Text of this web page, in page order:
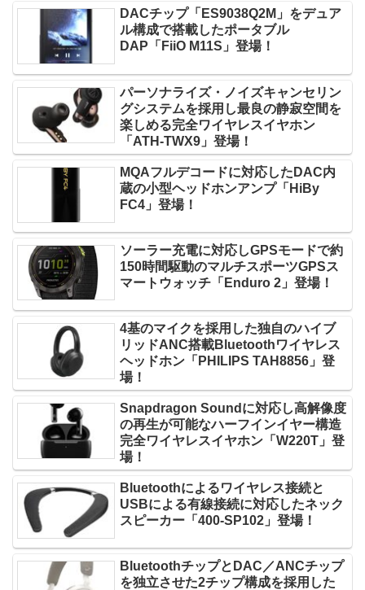
DACチップ「ES9038Q2M」をデュア
ル構成で搭載したポータブル
DAP「FiiO M11S」登場！
パーソナライズ・ノイズキャンセリン
グシステムを採用し最良の静寂空間を
楽しめる完全ワイヤレスイヤホン
「ATH-TWX9」登場！
MQAフルデコードに対応したDAC内
蔵の小型ヘッドホンアンプ「HiBy
FC4」登場！
ソーラー充電に対応しGPSモードで約
150時間駆動のマルチスポーツGPSス
マートウォッチ「Enduro 2」登場！
4基のマイクを採用した独自のハイブ
リッドANC搭載Bluetoothワイヤレス
ヘッドホン「PHILIPS TAH8856」登
場！
Snapdragon Soundに対応し高解像度
の再生が可能なハーフインイヤー構造
完全ワイヤレスイヤホン「W220T」登
場！
Bluetoothによるワイヤレス接続と
USBによる有線接続に対応したネック
スピーカー「400-SP102」登場！
BluetoothチップとDAC／ANCチップ
を独立させた2チップ構成を採用した